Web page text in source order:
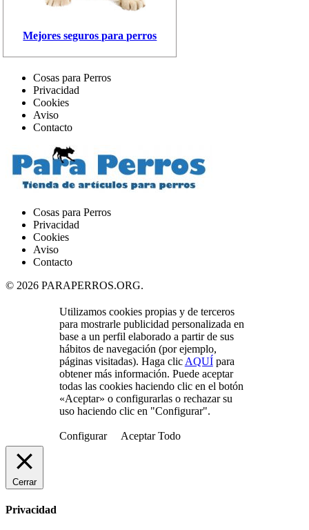
Mejores seguros para perros
Cosas para Perros
Privacidad
Cookies
Aviso
Contacto
Cosas para Perros
Privacidad
Cookies
Aviso
Contacto
© 2026 PARAPERROS.ORG.
Utilizamos cookies propias y de terceros
para mostrarle publicidad personalizada en
base a un perfil elaborado a partir de sus
hábitos de navegación (por ejemplo,
páginas visitadas). Haga clicAQUÍpara
obtener más información. Puede aceptar
todas las cookies haciendo clic en el botón
«Aceptar» o configurarlas o rechazar su
uso haciendo clic en "Configurar".
Configurar Aceptar Todo
Cerrar
Privacidad